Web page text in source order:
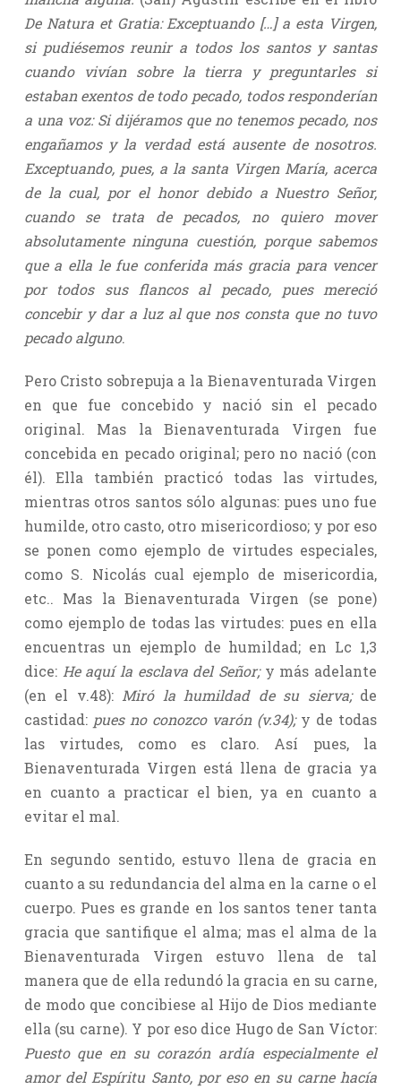
De Natura et Gratia: Exceptuando […] a esta Virgen,
si pudiésemos reunir a todos los santos y santas
cuando vivían sobre la tierra y preguntarles si
estaban exentos de todo pecado, todos responderían
a una voz: Si dijéramos que no tenemos pecado, nos
engañamos y la verdad está ausente de nosotros.
Exceptuando, pues, a la santa Virgen María, acerca
de la cual, por el honor debido a Nuestro Señor,
cuando se trata de pecados, no quiero mover
absolutamente ninguna cuestión, porque sabemos
que a ella le fue conferida más gracia para vencer
por todos sus flancos al pecado, pues mereció
concebir y dar a luz al que nos consta que no tuvo
pecado alguno.
Pero Cristo sobrepuja a la Bienaventurada Virgen
en que fue concebido y nació sin el pecado
original. Mas la Bienaventurada Virgen fue
concebida en pecado original; pero no nació (con
él). Ella también practicó todas las virtudes,
mientras otros santos sólo algunas: pues uno fue
humilde, otro casto, otro misericordioso; y por eso
se ponen como ejemplo de virtudes especiales,
como S. Nicolás cual ejemplo de misericordia,
etc.. Mas la Bienaventurada Virgen (se pone)
como ejemplo de todas las virtudes: pues en ella
encuentras un ejemplo de humildad; en Lc 1,3
dice: He aquí la esclava del Señor; y más adelante
(en el v.48): Miró la humildad de su sierva; de
castidad: pues no conozco varón (v.34); y de todas
las virtudes, como es claro. Así pues, la
Bienaventurada Virgen está llena de gracia ya
en cuanto a practicar el bien, ya en cuanto a
evitar el mal.
En segundo sentido, estuvo llena de gracia en
cuanto a su redundancia del alma en la carne o el
cuerpo. Pues es grande en los santos tener tanta
gracia que santifique el alma; mas el alma de la
Bienaventurada Virgen estuvo llena de tal
manera que de ella redundó la gracia en su carne,
de modo que concibiese al Hijo de Dios mediante
ella (su carne). Y por eso dice Hugo de San Víctor:
Puesto que en su corazón ardía especialmente el
amor del Espíritu Santo, por eso en su carne hacía